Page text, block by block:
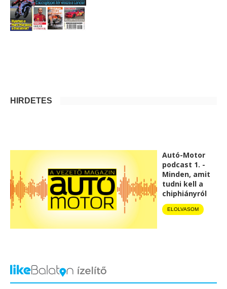
HIRDETÉS
Autó-Motor
podcast 1. -
Minden, amit
tudni kell a
chiphiányról
ELOLVASOM